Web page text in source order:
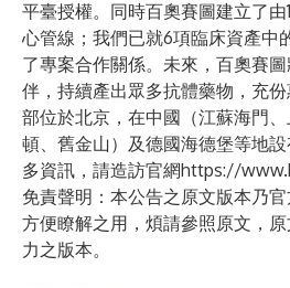
平臺授權。同時百奧賽圖建立了由
心管線；我們已就6項臨床資產中
了專案合作關係。未來，百奧賽
伴，持續產出眾多抗體藥物，充
部位於北京，在中國（江蘇海門
頓、舊金山）及德國海德堡等地
多資訊，請造訪官網https://
免責聲明：本公告之原文版本乃
方便瞭解之用，煩請參照原文，
力之版本。